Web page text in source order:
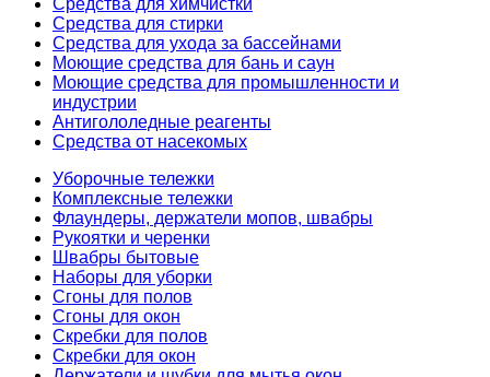
Средства для стирки
Средства для ухода за бассейнами
Моющие средства для бань и саун
Моющие средства для промышленности и
индустрии
Антигололедные реагенты
Средства от насекомых
Уборочные тележки
Комплексные тележки
Флаундеры, держатели мопов, швабры
Рукоятки и черенки
Швабры бытовые
Наборы для уборки
Сгоны для полов
Сгоны для окон
Скребки для полов
Скребки для окон